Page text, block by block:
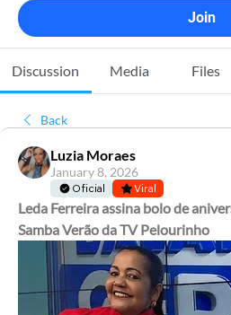
Join
Discussion Media Files
Back
Luzia Moraes
January 8, 2026
Oficial Viral
Leda Ferreira assina bolo de
Samba Verão da TV Pelourinho